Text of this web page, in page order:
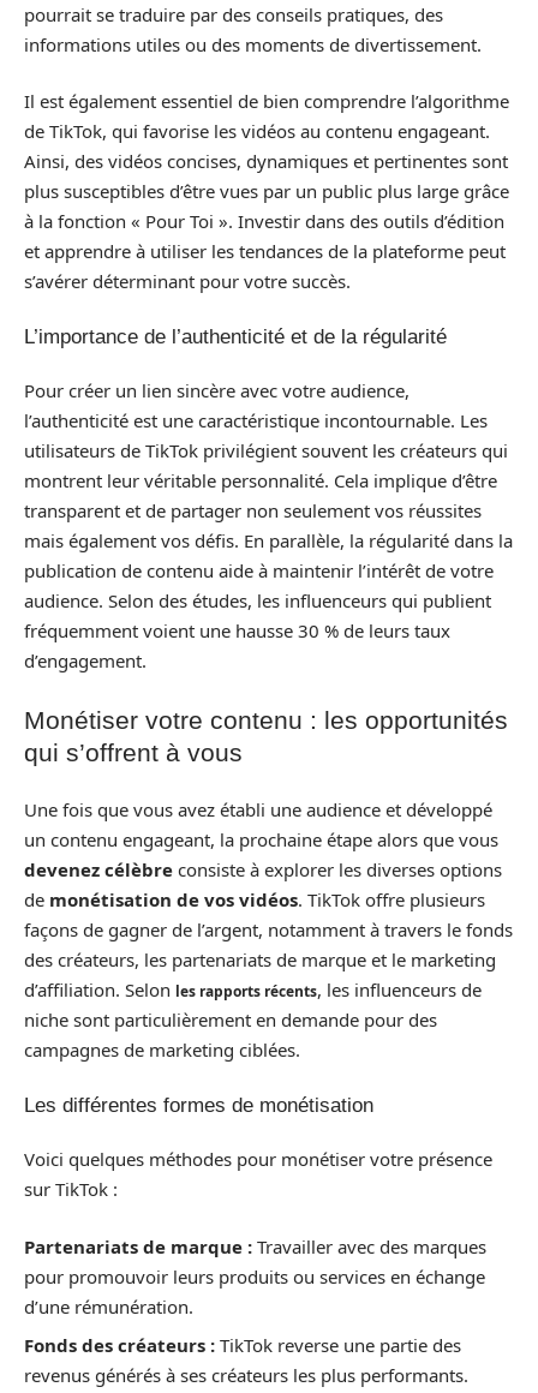
pourrait se traduire par des conseils pratiques, des
informations utiles ou des moments de divertissement.
Il est également essentiel de bien comprendre l’algorithme
de TikTok, qui favorise les vidéos au contenu engageant.
Ainsi, des vidéos concises, dynamiques et pertinentes sont
plus susceptibles d’être vues par un public plus large grâce
à la fonction « Pour Toi ». Investir dans des outils d’édition
et apprendre à utiliser les tendances de la plateforme peut
s’avérer déterminant pour votre succès.
L’importance de l’authenticité et de la régularité
Pour créer un lien sincère avec votre audience,
l’authenticité est une caractéristique incontournable. Les
utilisateurs de TikTok privilégient souvent les créateurs qui
montrent leur véritable personnalité. Cela implique d’être
transparent et de partager non seulement vos réussites
mais également vos défis. En parallèle, la régularité dans la
publication de contenu aide à maintenir l’intérêt de votre
audience. Selon des études, les influenceurs qui publient
fréquemment voient une hausse 30 % de leurs taux
d’engagement.
Monétiser votre contenu : les opportunités
qui s’offrent à vous
Une fois que vous avez établi une audience et développé
un contenu engageant, la prochaine étape alors que vous
devenez célèbre consiste à explorer les diverses options
de monétisation de vos vidéos. TikTok offre plusieurs
façons de gagner de l’argent, notamment à travers le fonds
des créateurs, les partenariats de marque et le marketing
d’affiliation. Selon les rapports récents, les influenceurs de
niche sont particulièrement en demande pour des
campagnes de marketing ciblées.
Les différentes formes de monétisation
Voici quelques méthodes pour monétiser votre présence
sur TikTok :
Partenariats de marque : Travailler avec des marques
pour promouvoir leurs produits ou services en échange
d’une rémunération.
Fonds des créateurs : TikTok reverse une partie des
revenus générés à ses créateurs les plus performants.